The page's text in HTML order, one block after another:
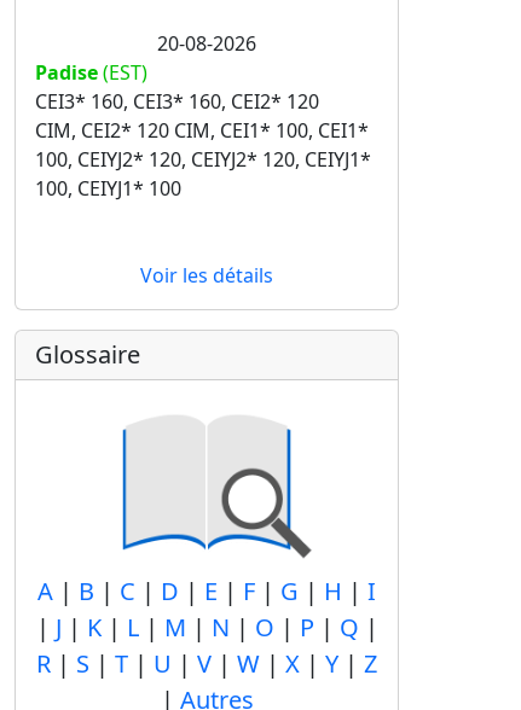
20-08-2026
Padise(EST)
CEI3* 160, CEI3* 160, CEI2* 120
CIM, CEI2* 120 CIM, CEI1* 100, CEI1*
100, CEIYJ2* 120, CEIYJ2* 120, CEIYJ1*
100, CEIYJ1* 100
Voir les détails
Glossaire
A | B | C | D | E | F | G | H | I
| J | K| L| M | N | O | P | Q |
R | S | T | U | V | W | X | Y | Z
| Autres